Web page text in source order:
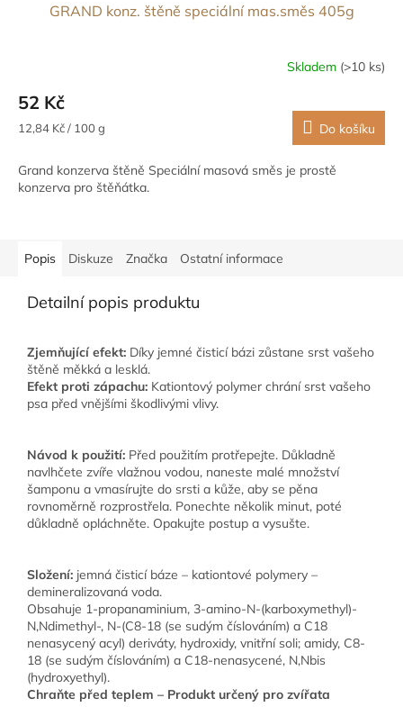
GRAND konz. štěně speciální mas.směs 405g
Skladem (>10 ks)
52 Kč
Měrná
12,84 Kč / 100 g Do košíku
Grand konzerva štěně Speciální masová směs je prostě
konzerva pro štěňátka.
Popis Diskuze Značka Ostatní informace
Detailní popis produktu
Zjemňující efekt: Díky jemné čisticí bázi zůstane srst vašeho
štěně měkká a lesklá.
Efekt proti zápachu: Kationtový polymer chrání srst vašeho
psa před vnějšími škodlivými vlivy.
Návod k použití: Před použitím protřepejte. Důkladně
navlhčete zvíře vlažnou vodou, naneste malé množství
šamponu a vmasírujte do srsti a kůže, aby se pěna
rovnoměrně rozprostřela. Ponechte několik minut, poté
důkladně opláchněte. Opakujte postup a vysušte.
Složení: jemná čisticí báze – kationtové polymery –
demineralizovaná voda.
Obsahuje 1-propanaminium, 3-amino-N-(karboxymethyl)-
N,Ndimethyl-, N-(C8-18 (se sudým číslováním) a C18
nenasycený acyl) deriváty, hydroxidy, vnitřní soli; amidy, C8-
18 (se sudým číslováním) a C18-nenasycené, N,Nbis
(hydroxyethyl).
Chraňte před teplem – Produkt určený pro zvířata